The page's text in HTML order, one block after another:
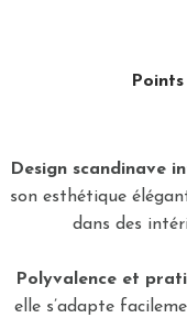
Design scandinave
son esthétique
dans des
Polyvalence et
elle s’adapte